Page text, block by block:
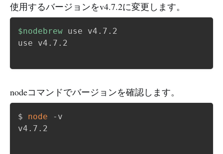
使用するバージョンをv4.7.2に変更します。
$nodebrew use v4.7.2
use v4.7.2
nodeコマンドでバージョンを確認します。
$ node -v
v4.7.2